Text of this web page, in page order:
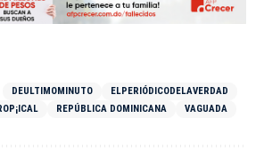
DEULTIMOMINUTO
ELPERIÓDICODELAVERDAD
REPÚBLICA DOMINICANA VAGUADA